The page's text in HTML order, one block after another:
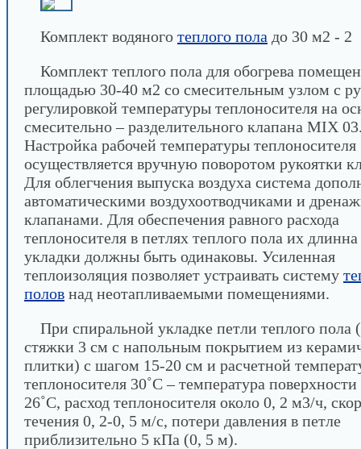
Комплект водяного теплого пола до 30 м2 - 2
Комплект теплого пола для обогрева
площадью 30-40 м2 со смесительным узлом с
регулировкой температуры теплоносителя на
смесительно – разделительного клапана MIX
Настройка рабочей температуры теплоносителя
осуществляется вручную поворотом рукоятки
Для облегчения выпуска воздуха система
автоматическими воздухоотводчиками и
клапанами. Для обеспечения равного расхода
теплоносителя в петлях теплого пола их
укладки должны быть одинаковы. Усиленная
теплоизоляция позволяет устраивать систему
полов над неотапливаемыми помещениями.
При спиральной укладке петли теплого пола
стяжки 3 см с напольным покрытием из
плитки) с шагом 15-20 см и расчетной
теплоносителя 30˚С – температура
26˚С, расход теплоносителя около 0, 2 м3/ч,
течения 0, 2-0, 5 м/с, потери давления в петле
приблизительно 5 кПа (0, 5 м).